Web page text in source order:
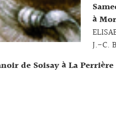
à
J.-C.
de Soisay à La Perrière